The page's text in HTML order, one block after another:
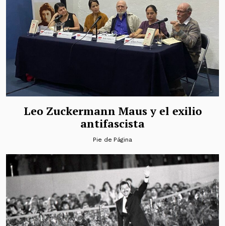
Leo Zuckermann Maus y el exilio
antifascista
Pie de Página